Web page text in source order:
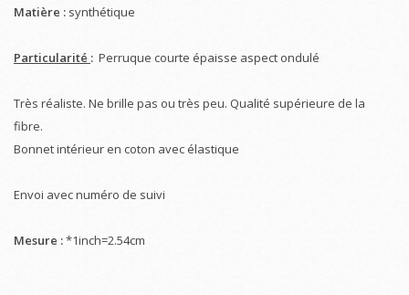
Matière : synthétique
Particularité : Perruque courte épaisse aspect ondulé
Très réaliste. Ne brille pas ou très peu. Qualité supérieure de la
fibre.
Bonnet intérieur en coton avec élastique
Envoi avec numéro de suivi
Mesure :*1inch=2.54cm